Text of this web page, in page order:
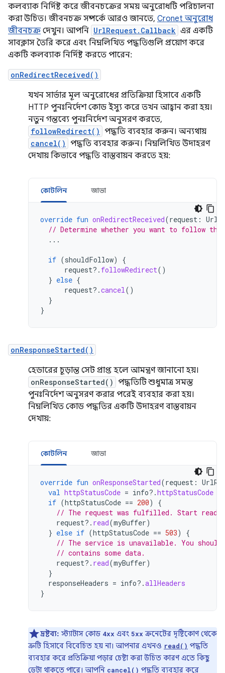
কলব্যাক নির্দিষ্ট করে জীবনচক্রের সময় অনুরোধটি পরিচালনা
করা উচিত। জীবনচক্র সম্পর্কে আরও জানতে, Cronet অনুরোধ
জীবনচক্রদেখুন। আপনি UrlRequest.Callback এর একটি
সাবক্লাস তৈরি করে এবং নিম্নলিখিত পদ্ধতিগুলি প্রয়োগ করে
একটি কলব্যাক নির্দিষ্ট করতে পারেন:
onRedirectReceived()
যখন সার্ভার মূল অনুরোধের প্রতিক্রিয়া হিসাবে একটি
HTTP পুনঃনির্দেশ কোড ইস্যু করে তখন আহ্বান করা হয়।
নতুন গন্তব্যে পুনঃনির্দেশ অনুসরণ করতে,
followRedirect() পদ্ধতি ব্যবহার করুন। অন্যথায়
cancel() পদ্ধতি ব্যবহার করুন। নিম্নলিখিত উদাহরণ
দেখায় কিভাবে পদ্ধতি বাস্তবায়ন করতে হয়:
কোটলিন জাভা
override fun onRedirectReceived(request :
// Determine whether you want to follow
...
if (shouldFollow)
{
request?. followRedirect()
} else {
request?.cancel()
}
}
onResponseStarted()
হেডারের চূড়ান্ত সেট প্রাপ্ত হলে আমন্ত্রণ জানানো হয়।
onResponseStarted() পদ্ধতিটি শুধুমাত্র সমস্ত
পুনঃনির্দেশ অনুসরণ করার পরেই ব্যবহার করা হয়।
নিম্নলিখিত কোড পদ্ধতির একটি উদাহরণ বাস্তবায়ন
দেখায়:
কোটলিন জাভা
override fun onResponseStarted(request :
val httpStatusCode = info?.httpStatusCode
if (httpStatusCode == 200)
{
// The request was fulfilled. Start
request?. read(myBuffer)
} else if (httpStatusCode == 503)
{
// The service is unavailable. You
// contains some data.
request?. read(myBuffer)
}
responseHeaders = info?.allHeaders
}
দ্রষ্টব্য: স্ট্যাটাস কোড 4xx এবং 5xx ক্রনেটের দৃষ্টিকোণ থেকে
ত্রুটি হিসাবে বিবেচিত হয় না। আপনার এখনও read() পদ্ধতি
ব্যবহার করে প্রতিক্রিয়া পড়ার চেষ্টা করা উচিত কারণ এতে কিছু
ডেটা থাকতে পারে। আপনি cancel() পদ্ধতি ব্যবহার করে